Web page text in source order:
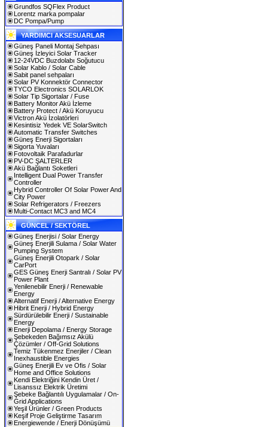
Grundfos SQFlex Product
Lorentz marka pompalar
DC Pompa/Pump
YARDIMCI AKSESUARLAR
Güneş Paneli Montaj Sehpası
Güneş İzleyici Solar Tracker
12-24VDC Buzdolabı Soğutucu
Solar Kablo / Solar Cable
Sabit panel sehpaları
Solar PV Konnektör Connector
TYCO Electronics SOLARLOK
Solar Tip Sigortalar / Fuse
Battery Monitor Akü İzleme
Battery Protect / Akü Koruyucu
Victron Akü İzolatörleri
Kesintisiz Yedek VE SolarSwitch
Automatic Transfer Switches
Güneş Enerji Sigortaları
Sigorta Yuvaları
Fotovoltaik Parafadurlar
PV-DC ŞALTERLER
Akü Bağlantı Soketleri
Intelligent Dual Power Transfer
Controller
Hybrid Controller Of Solar Power And
City Power
Solar Refrigerators / Freezers
Multi-Contact MC3 and MC4
GÜNCEL / SEKTÖREL
Güneş Enerjisi / Solar Energy
Güneş Enerjili Sulama / Solar Water
Pumping System
Güneş Enerjili Otopark / Solar
CarPort
GES Güneş Enerji Santralı / Solar PV
Power Plant
Yenilenebilir Enerji / Renewable
Energy
Alternatif Enerji / Alternative Energy
Hibrit Enerji / Hybrid Energy
Sürdürülebilir Enerji / Sustainable
Energy
Enerji Depolama / Energy Storage
Şebekeden Bağımsız Akülü
Çözümler / Off-Grid Solutions
Temiz Tükenmez Enerjiler / Clean
Inexhaustible Energies
Güneş Enerjili Ev ve Ofis / Solar
Home and Office Solutions
Kendi Elektriğini Kendin Üret /
Lisanssız Elektrik Üretimi
Şebeke Bağlantılı Uygulamalar / On-
Grid Applications
Yeşil Ürünler / Green Products
Keşif Proje Geliştirme Tasarım
Energiewende / Enerji Dönüşümü